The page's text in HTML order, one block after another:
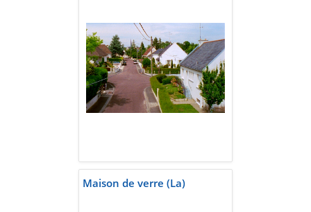
Maison de verre (La)